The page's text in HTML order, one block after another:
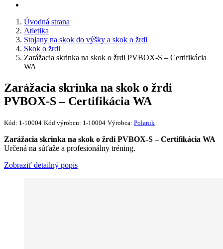
Úvodná strana
Atletika
Stojany na skok do výšky a skok o žrdi
Skok o žrdi
Zarážacia skrinka na skok o žrdi PVBOX-S – Certifikácia
WA
Zarážacia skrinka na skok o žrdi
PVBOX-S – Certifikácia WA
Kód: 1-10004 Kód výrobcu: 1-10004 Výrobca: Polanik
Zarážacia skrinka na skok o žrdi PVBOX-S – Certifikácia WA
Určená na súťaže a profesionálny tréning.
Zobraziť detailný popis